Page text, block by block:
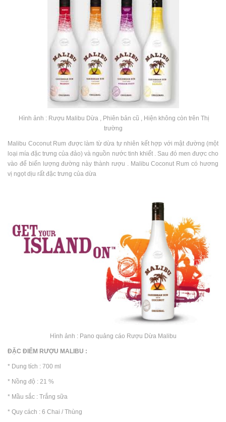
Hình ảnh : Rượu Malibu Dừa , Phiên bản cũ , Hiện không còn trên Thị
trường
Malibu Coconut Rum được làm từ dừa tự nhiên kết hợp với mật đường (một
loại mía đặc trưng của đảo) và nguồn nước tinh khiết . Sau đó men được cho
vào để biến lượng đường này thành rượu . Malibu Coconut Rum có hương
vị ngọt dịu rất đặc trưng của dừa
Hình ảnh : Pano quảng cáo Rượu Dừa Malibu
ĐẶC ĐIỂM RƯỢU MALIBU :
* Dung tích : 700 ml
* Nồng độ : 21 %
* Mầu sắc : Trắng sữa
* Quy cách : 6 Chai / Thùng